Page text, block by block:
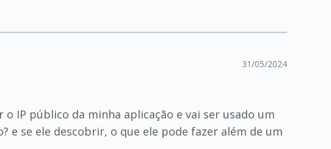
31/05/2024
IP público da minha aplicação e vai ser usado um
e se ele descobrir, o que ele pode fazer além de um